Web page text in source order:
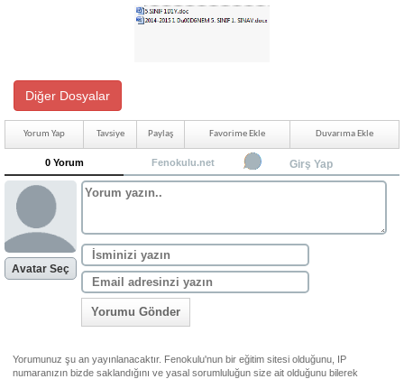
Diğer Dosyalar
Yorum Yap Tavsiye Paylaş Favorime Ekle Duvarıma Ekle
0 Yorum Fenokulu.net Girş Yap
Avatar Seç
Yorumu Gönder
Yorumunuz şu an yayınlanacaktır. Fenokulu'nun bir eğitim sitesi olduğunu, IP
numaranızın bizde saklandığını ve yasal sorumluluğun size ait olduğunu bilerek